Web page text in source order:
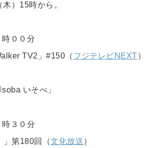
）15時から。
時００分
TV2」#150（ フジテレビNEXT）
いそべ」
時３０分
」第180回（文化放送）